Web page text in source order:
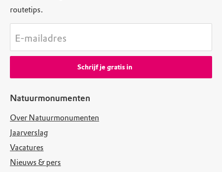
Natuurmonumenten
Over Natuurmonumenten
Jaarverslag
Vacatures
Nieuws & pers
routetips.
E-mailadres
Schrijf je gratis in